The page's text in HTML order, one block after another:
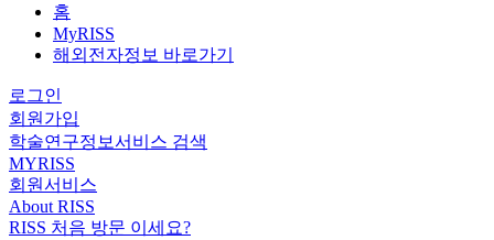
홈
MyRISS
해외전자정보 바로가기
로그인
회원가입
학술연구정보서비스 검색
MYRISS
회원서비스
About RISS
RISS 처음 방문 이세요?